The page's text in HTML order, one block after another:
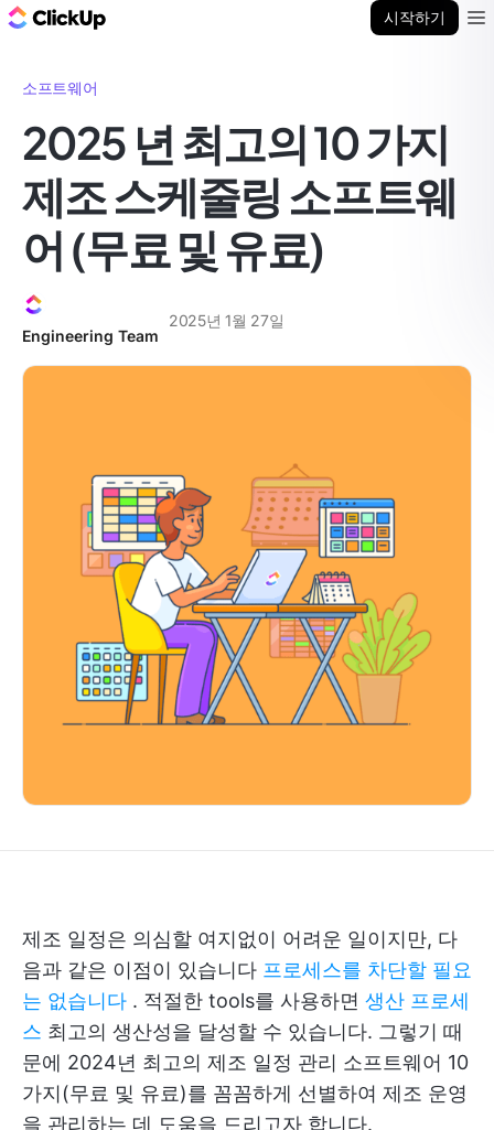
시작하기
소프트웨어
2025 년 최고의 10 가지
제조 스케줄링 소프트웨
어 (무료 및 유료)
Engineering Team
2025년 1월 27일
제조 일정은 의심할 여지없이 어려운 일이지만, 다
음과 같은 이점이 있습니다 프로세스를 차단할 필요
는 없습니다 . 적절한 tools를 사용하면 생산 프로세
스 최고의 생산성을 달성할 수 있습니다. 그렇기 때
문에 2024년 최고의 제조 일정 관리 소프트웨어 10
가지(무료 및 유료)를 꼼꼼하게 선별하여 제조 운영
을 관리하는 데 도움을 드리고자 합니다.